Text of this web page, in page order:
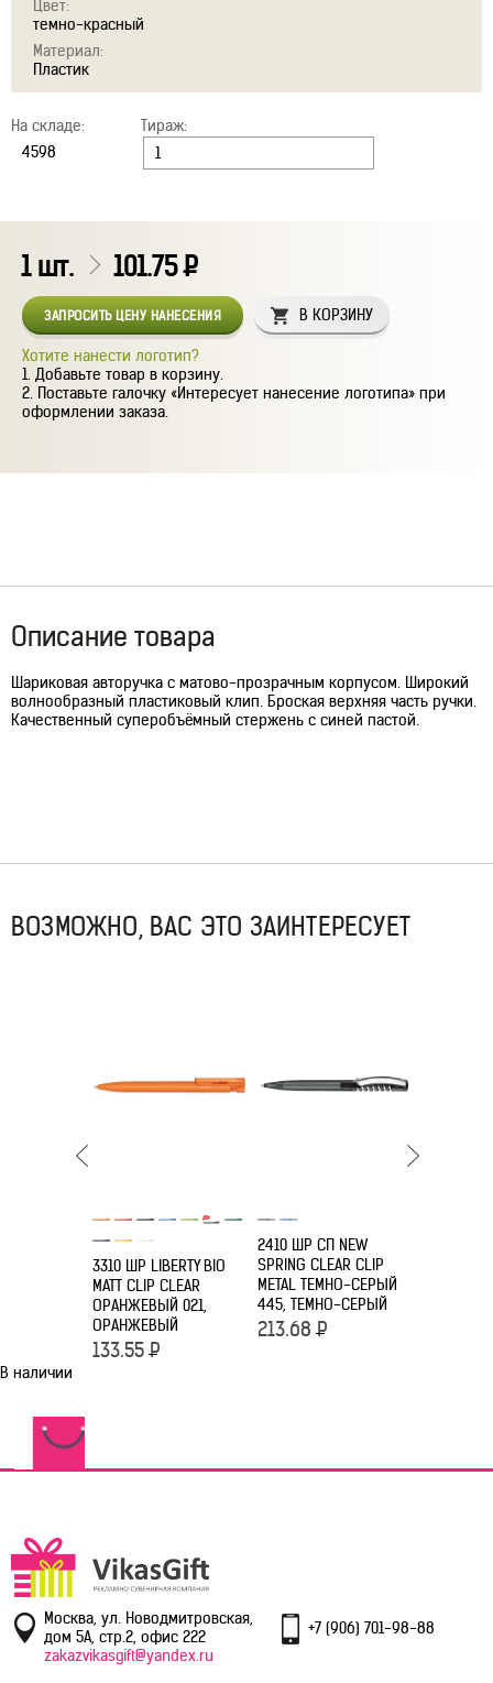
Цвет:
темно-красный
Материал:
Пластик
На складе: Тираж:
1шт. 101.75Р
ЗАПРОСИТЬ ЦЕНУ НАНЕСЕНИЯ В КОРЗИНУ
Хотите нанести логотип?
Добавьте товар в корзину.
Поставьте галочку «Интересует нанесение логотипа» при
оформлении заказа.
Описание товара
Шариковая авторучка с матово-прозрачным корпусом. Широкий
волнообразный пластиковый клип. Броская верхняя часть ручки.
Качественный суперобъёмный стержень с синей пастой.
ВОЗМОЖНО, ВАС ЭТО ЗАИНТЕРЕСУЕТ
3310 ШР LIBERTY BIO
MATT CLIP CLEAR
ОРАНЖЕВЫЙ 021,
ОРАНЖЕВЫЙ
133.55 Р
2410 ШР СП NEW
SPRING CLEAR CLIP
METAL ТЕМНО-СЕРЫЙ
445, ТЕМНО-СЕРЫЙ
213.68 Р
В наличии
Москва, ул. Новодмитровская,
дом 5А, стр.2, офис 222
+7 (906) 701-98-88
zakazvikasgift@yandex.ru